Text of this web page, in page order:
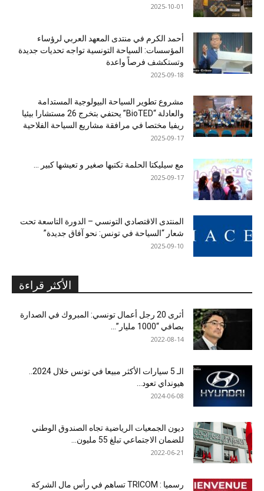
2025-10-01
أحمد الكرم في منتدى المعهد العربي لرؤساء
المؤسسات: السياحة التونسية تواجه تحديات جديدة
وتستكشف فرصاً واعدة
2025-09-18
مشروع تطوير السياحة البيولوجية المستدامة
والعادلة “BioTED” يحتفي بتخرج 26 مستشارا بيئيا
ريفيا مختصا في مرافقة مشاريع السياحة الفلاحية
2025-09-17
مع سيليكتا الحلمة تكتبها صغير و تعيشها كبير …
2025-09-17
المنتدى الاقتصادي التونسي – الدورة التاسعة تحت
شعار “السياحة في تونس: نحو آفاق جديدة”
2025-09-10
الأكثر قراءة
أثرى 20 رجل أعمال تونسي: المبروك في الصدارة
بصافي “1000 مليار”...
2022-08-14
هيونداي تعود...
2024-06-08
ديون الجمعيات الرياضية تجاه الصندوق الوطني
للضمان الاجتماعي تبلغ 55 مليون...
2022-06-21
رسميا : TRICOM تساهم في رأس مال الشركة